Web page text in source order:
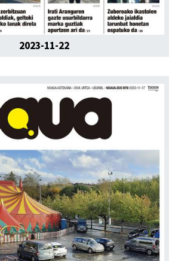
2023-11-22